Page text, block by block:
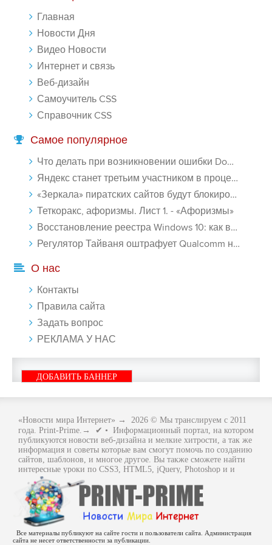
Главная
Новости Дня
Видео Новости
Интернет и связь
Веб-дизайн
Самоучитель CSS
Справочник CSS
Самое популярное
Что делать при возникновении ошибки Download interrupted в Chrome - «Windows»
Яндекс станет третьим участником в процессе ФАС против Google - «Интернет»
«Зеркала» пиратских сайтов будут блокироваться! - «Интернет»
Теткоракс, афоризмы. Лист 1. - «Афоризмы»
Восстановление реестра Windows 10: как восстановить реестр Виндовс 10 - «Windows»
Регулятор Тайваня оштрафует Qualcomm на $774 млн - «Новости сети»
О нас
Контакты
Правила сайта
Задать вопрос
РЕКЛАМА У НАС
ДОБАВИТЬ БАННЕР
«Новости мира Интернет» → 2026 © Мы транслируем с 2011
года. Print-Prime.→ ✔ • Информационный портал, на котором
публикуются новости веб-дизайна и мелкие хитрости, а так же
информация и советы которые вам смогут помочь по созданию
сайтов, шаблонов, и многое другое. Вы также сможете найти
интересные уроки по CSS3, HTML5, jQuery, Photoshop и и
многое другое, интересное, с интернет мира. Вся информация
размещенная на сайте предназначена исключительно в
ознакомительных целях и ошибки в учении не кто не отменял
.. Как говориться - "Не бойся, когда не знаешь: страшно, когда
знать не хочется.
Все материалы публикуют на сайте гости и пользователи сайта. Администрация
сайта не несет ответственности за публикации.